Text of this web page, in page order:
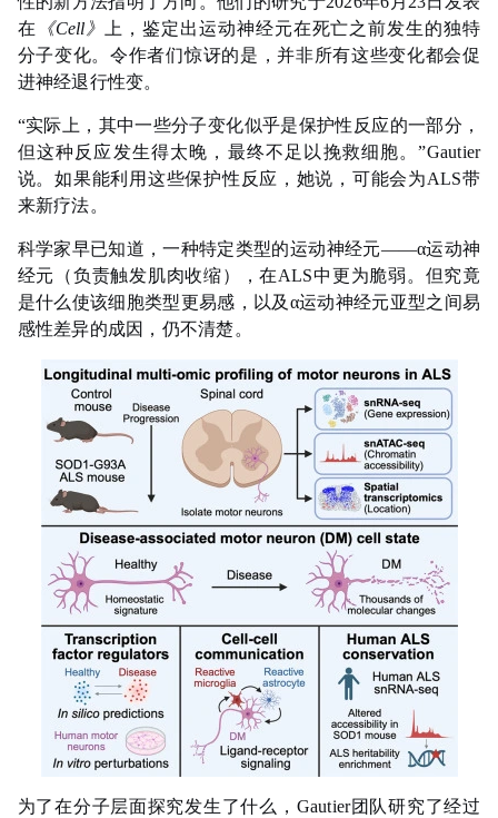
在 《Cell》
上，鉴定出运动神经元在死亡之前发生的独特
分子变化。令作者们惊讶的是，并非所有这些变化都会促
进神经退行性变。
“实际上，其中一些分子变化似乎是保护性反应的一部分，
但这种反应发生得太晚，最终不足以挽救细胞。”Gautier
说。如果能利用这些保护性反应，她说，可能会为ALS带
来新疗法。
科学家早已知道，一种特定类型的运动神经元——α运动神
经元（负责触发肌肉收缩），在ALS中更为脆弱。但究竟
是什么使该细胞类型更易感，以及α运动神经元亚型之间易
感性差异的成因，仍不清楚。
为了在分子层面探究发生了什么，Gautier团队研究了经过